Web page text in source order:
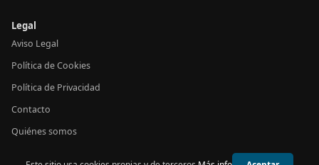
Legal
Aviso Legal
Política de Cookies
Política de Privacidad
Contacto
Quiénes somos